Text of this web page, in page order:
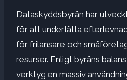
Dataskyddsbyrån har
för att underlätta
för frilansare och
resurser. Enligt byråns
verktyg en massiv